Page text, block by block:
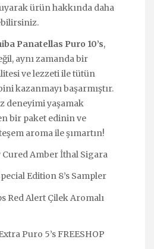
ürün hakkında daha
Panatellas Puro 10’s,
aynı zamanda bir
ve lezzeti ile tütün
kazanmayı başarmıştır.
deneyimi yaşamak
bir paket edinin ve
aroma ile şımartın!
Amber İthal Sigara
Edition 8’s Sampler
Red Alert Çilek Aromalı
Puro 5’s FREESHOP